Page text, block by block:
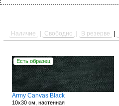
Наличие Свободно В резерве
Есть образец
Army Canvas Black
10x30 см, настенная